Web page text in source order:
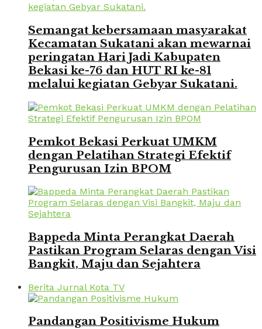
Semangat kebersamaan masyarakat
Kecamatan Sukatani akan mewarnai
peringatan Hari Jadi Kabupaten
Bekasi ke-76 dan HUT RI ke-81
melalui kegiatan Gebyar Sukatani.
Pemkot Bekasi Perkuat UMKM
dengan Pelatihan Strategi Efektif
Pengurusan Izin BPOM
Bappeda Minta Perangkat Daerah
Pastikan Program Selaras dengan Visi
Bangkit, Maju dan Sejahtera
Berita Jurnal Kota TV
Pandangan Positivisme Hukum